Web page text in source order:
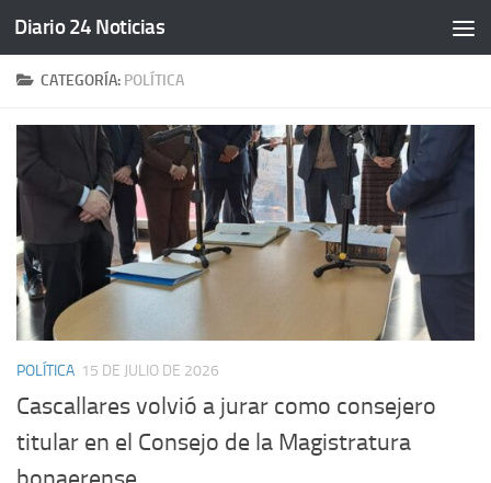
Saltar al contenido
Diario 24 Noticias
CATEGORÍA: POLÍTICA
POLÍTICA 15 DE JULIO DE 2026
Cascallares volvió a jurar como consejero
titular en el Consejo de la Magistratura